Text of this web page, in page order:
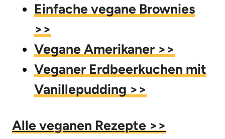
Einfache vegane Brownies
>>
Vegane Amerikaner >>
Veganer Erdbeerkuchen mit
Vanillepudding >>
Alle veganen Rezepte >>